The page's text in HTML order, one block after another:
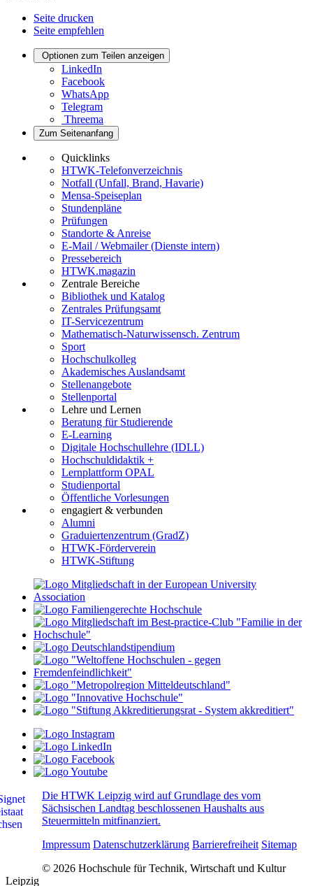
Seite drucken
Seite empfehlen
Optionen zum Teilen anzeigen
LinkedIn
Facebook
WhatsApp
Telegram
Threema
Zum Seitenanfang
Quicklinks
HTWK-Telefonverzeichnis
Notfall (Unfall, Brand, Havarie)
Mensa-Speiseplan
Stundenpläne
Prüfungen
Standorte & Anreise
E-Mail / Webmailer (Dienste intern)
Pressebereich
HTWK.magazin
Zentrale Bereiche
Bibliothek und Katalog
Zentrales Prüfungsamt
IT-Servicezentrum
Mathematisch-Naturwissensch. Zentrum
Sport
Hochschulkolleg
Akademisches Auslandsamt
Stellenangebote
Stellenportal
Lehre und Lernen
Beratung für Studierende
E-Learning
Digitale Hochschullehre (IDLL)
Hochschuldidaktik +
Lernplattform OPAL
Studienportal
Öffentliche Vorlesungen
engagiert & verbunden
Alumni
Graduiertenzentrum (GradZ)
HTWK-Förderverein
HTWK-Stiftung
Die HTWK Leipzig wird auf Grundlage des vom
Sächsischen Landtag beschlossenen Haushalts aus
Steuermitteln mitfinanziert.
Impressum Datenschutzerklärung Barrierefreiheit Sitemap
© 2026 Hochschule für Technik, Wirtschaft und Kultur
Leipzig